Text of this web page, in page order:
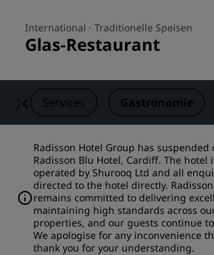
International · Traditionelle Speisen
Glas-Restaurant
Services Gastronomie
Radisson Hotel Group has
Radisson Blu Hotel, Cardiff. The hotel
operated by Shurooq Ltd and all
directed to the hotel directly.
remains committed to delivering
maintaining high standards across
properties, and our guests continue
We apologise for any inconvenience
thank you for your understanding.